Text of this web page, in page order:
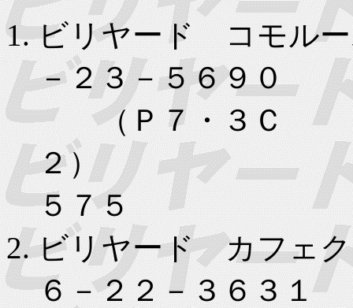
ビリヤード コモル
－２３－５６９０
（Ｐ７・３Ｃ
２）
５７５
ビリヤード カフェ
６－２２－３６３１